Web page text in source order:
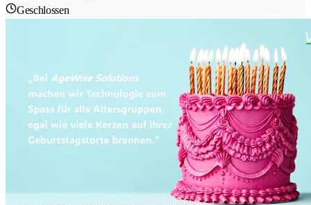
Geschlossen